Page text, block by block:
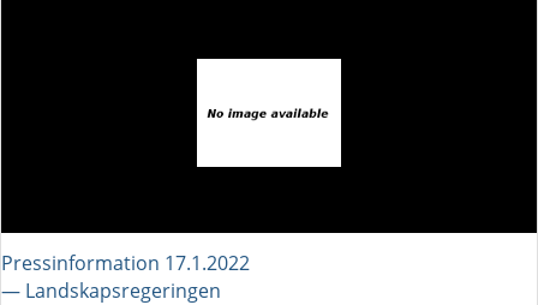
Pressinformation 17.1.2022
― Landskapsregeringen